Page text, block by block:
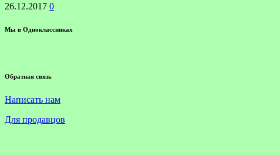
26.12.2017 0
Мы в Одноклассниках
Обратная связь
Написать нам
Для продавцов